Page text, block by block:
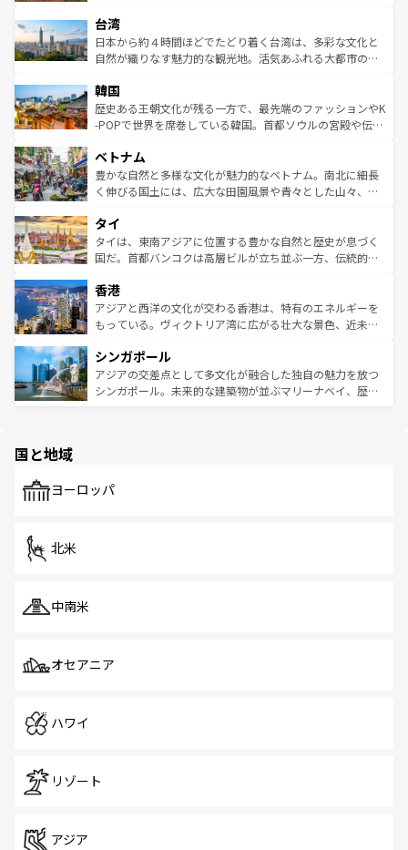
ならではの贅沢な旅のスタイルだ。 なお、新着のアメリカ
情報はコンテンツ一覧を参照してほしい。
れるおもてなしの心で訪れる人々を迎えてくれるハワイの
人々、おいしいローカルフードやハワイアンミュージッ
ク、伝統的なフラダンスなど、すべてがハワイの魅力を彩
ワイを、存分に味わってほしい。 なお、新着のハワイ情報
はコンテンツ一覧を参照してほしい。
リアリーフや大陸中央部にそびえるウルル（エアーズロッ
ク）、タスマニアの美しい原生林やケアンズの熱帯雨林な
ど、見どころがたくさん。また、カフェやワイン、オージ
いる。アクティビティも充実しており、サーフィンやダイ
ビング、ハイキングなど、アウトドア好きにはたまらな
い。オーストラリアの多彩な魅力を存分に味わいつくそ
参照してほしい。
台湾
日本から約４時間ほどでたどり着く台湾は、多彩な文化と
自然が織りなす魅力的な観光地。活気あふれる大都市の台
ン）、静ひつな山岳地帯である台湾東部など、都市の喧騒
と山間の静けさが共存しており、訪れる人に新しい発見と
驚きをもたらしてくれる。また、奥深い台湾の食文化も魅
容にもいいと評判のスイーツなど、バラエティ豊かな料理
が味わえる。 なお、新着の台湾情報は コンテンツ一覧を参
照してほしい。
韓国
歴史ある王朝文化が残る一方で、最先端のファッションやK
-POPで世界を席巻している韓国。首都ソウルの宮殿や伝統
き、地方に足を延ばせば四季折々の自然美を楽しむことが
できる。そして、キムチや焼肉、絶品のストリートフード
まで、さまざまな韓国料理が待っている。夜には、韓国な
リティに包まれながら、韓国の多彩な魅力を心ゆくまで味
わってみてほしい。 なお、新着の韓国情報はコンテンツ一
覧を参照してほしい。
ベトナム
豊かな自然と多様な文化が魅力的なベトナム。南北に細長
く伸びる国土には、広大な田園風景や青々とした山々、世
急速な発展と共に伝統が息づく。ハノイの古い町並みやホ
ーチミン市のフランス統治時代の建物も、独特の雰囲気を
醸し出している。また、バラエティの豊かさとおいしさで
とつ。フォーやバインミー、ベトナムコーヒーなどは、ぜ
ひ現地で味わいたい。どの地域を訪れてもあたたかい人々
が旅行者を迎えてくれるので、きっと忘れられない旅にな
参照してほしい。
タイ
タイは、東南アジアに位置する豊かな自然と歴史が息づく
国だ。首都バンコクは高層ビルが立ち並ぶ一方、伝統的な
の活気が交差している。北部ではチェンマイなどの山岳地
帯で自然と触れ合い、南部ではプーケットやクラビの美し
いビーチでリゾート気分を楽しむことができる。タイ料理
激する。気候は一年中温暖で、どの季節にも異なる楽しみ
が待っている。親しみやすいタイの人々、仏教を中心とし
た文化、そして多様な観光資源が、訪れる旅人を魅了し続
香港
アジアと西洋の文化が交わる香港は、特有のエネルギーを
もっている。ヴィクトリア湾に広がる壮大な景色、近未来
み、どこを訪れても感動するはず。観光スポットが密集し
ており、効率よく見どころを回れるのも魅力。息をのむよ
うな絶景から文化的な体験まで、香港を存分に楽しみ尽く
シンガポール
アジアの交差点として多文化が融合した独自の魅力を放つ
シンガポール。未来的な建築物が並ぶマリーナベイ、歴史
で、ホーカーズは地元の風情を楽しめる外せないスポット
国と地域
ヨーロッパ
北米
中南米
オセアニア
ハワイ
リゾート
アジア